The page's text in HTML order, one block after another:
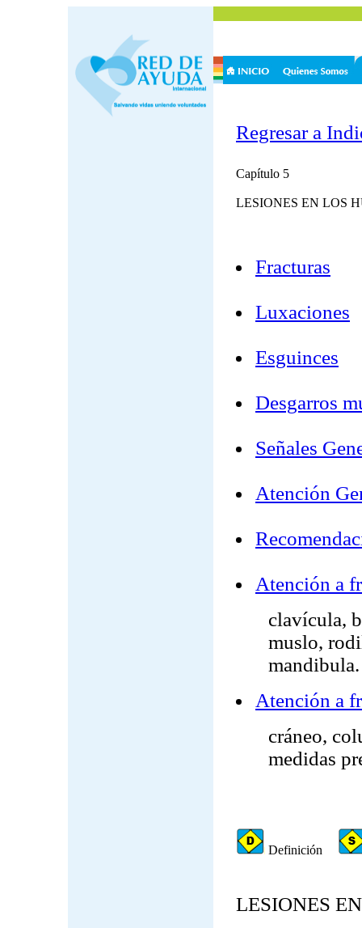
Regresar a
Capítulo 5
LESIONES EN LOS
Fracturas
Luxaciones
Esguinces
Desgarros
Señales
Atención
Atención a
clavícula,
muslo,
mandibula.
Atención a
cráneo,
medidas
Definición
LESIONES